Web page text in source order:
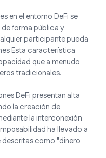
en el entorno DeFi se
forma pública y
participante pueda
Esta característica
que a menudo
tradicionales.
DeFi presentan alta
la creación de
la interconexión
ha llevado a
descritas como "dinero